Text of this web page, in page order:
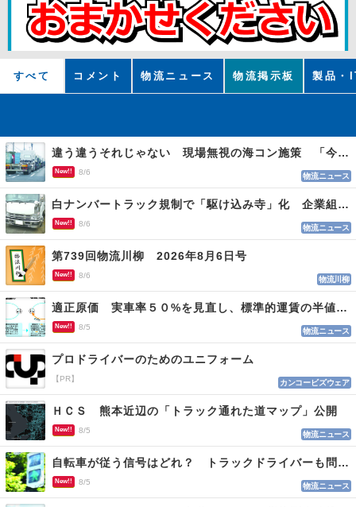
すべて コメント 物流ニュース 物流掲示板 製品・
違う違うそれじゃない 現場無視の海コン施策 「今でも平均２～３時間は待つ」
New!! 8/6 物流ニュース
白ナンバートラック規制で「駆け込み寺」化 企業組合が入会基準を見直しへ
New!! 8/6 物流ニュース
第739回物流川柳 2026年8月6日号
New!! 8/6 物流川柳
適正原価 実車率５０%を見直し、標準的運賃の半値の恐れも
New!! 8/5 物流ニュース
プロドライバーのためのユニフォーム
【PR】 カンコービズウェア
ＨＣＳ 熊本近辺の「トラック通れた道マップ」公開
New!! 8/5 物流ニュース
自転車が従う信号はどれ？ トラックドライバーも問われる認識
New!! 8/5 物流ニュース